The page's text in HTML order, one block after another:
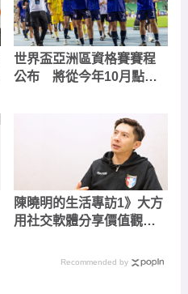
世界盃亞洲區資格賽賽程
公布 將從今年10月點燃
陳曉明的生活專訪1》大方
用社交軟體分享價值觀
Recommended by